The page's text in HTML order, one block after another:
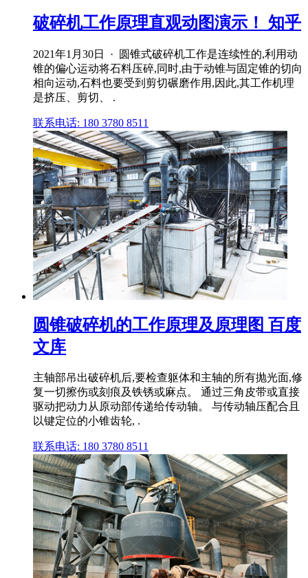
破碎机工作原理直观动图演示！ 知乎
2021年1月30日 · 圆锥式破碎机工作是连续性的,利用动
锥的偏心运动将石料压碎,同时,由于动锥与固定锥的切向
相向运动,石料也要受到剪切碾磨作用,因此,其工作机理
是挤压、剪切、 .
联系电话: 180 3780 8511
圆锥破碎机的工作原理及原理图 百度
文库
主轴部吊出破碎机后,要检查躯体和主轴的所有抛光面,修
复一切擦伤或刻痕及铁锈或麻点。 通过三角皮带或直接
驱动把动力从原动部传递给传动轴。 与传动轴压配合且
以键定位的小锥齿轮, .
联系电话: 180 3780 8511